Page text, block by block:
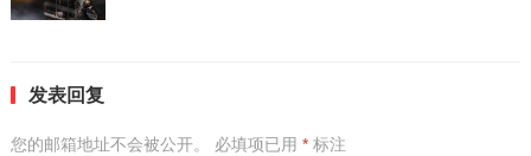
发表回复
您的邮箱地址不会被公开。 必填项已用 *标注